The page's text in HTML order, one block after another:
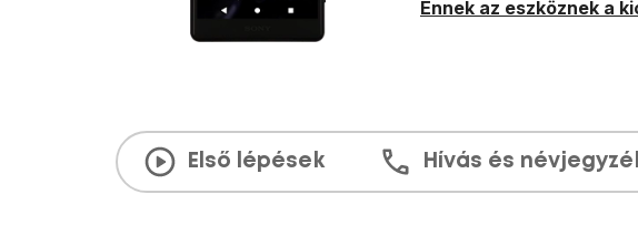
Ennek az eszköznek a
Első lépések Hívás és